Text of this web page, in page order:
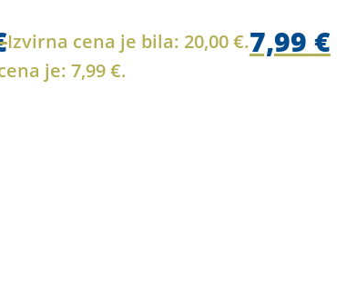
Izvirna cena je bila: 20,00 €.7,99 €
je: 7,99 €.